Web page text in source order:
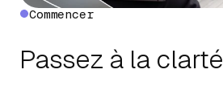
Commencer
Passez à la clarté